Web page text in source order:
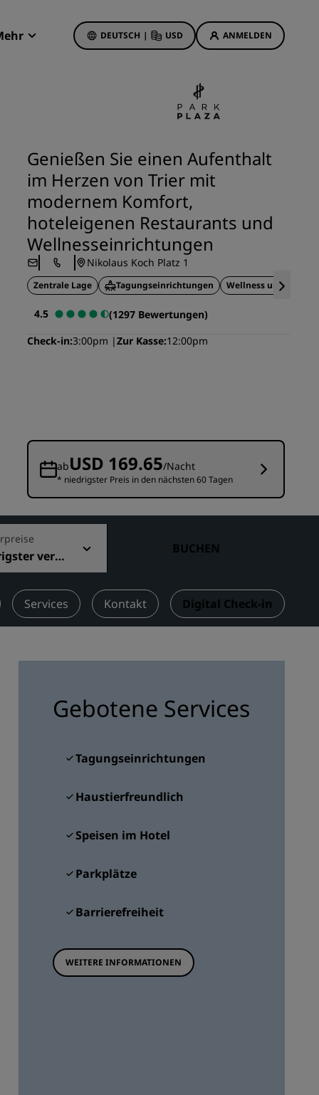
DEUTSCH | USD ANMELDEN
Hotelangebote
Bonus für die erste Buchung
Deals of the Day
Im Voraus buchen
Unsere Angebote anzeigen
Reisevorschläge
Familienfreundliche Hotels
Rad Pets
Hochzeitslocations
Besuchen Sie unseren Blog
Radisson Rewards
Entdecken Sie Radisson Rewards
So verwenden Sie Punkte
Bookers and Planners
Genießen Sie einen Aufenthalt
im Herzen von Trier mit
modernem Komfort,
hoteleigenen Restaurants und
Wellnesseinrichtungen
Nikolaus Koch Platz 1
Zentrale Lage Tagungseinrichtungen Wellness und
4.5
(1297 Bewertungen)
Check-in 3:00pm Zur Kasse 12:00pm
abUSD 169.65/Nacht
* niedrigster Preis in den nächsten 60 Tagen
verfü
Preis
BUCHEN
Services Kontakt Digital Check-in
Gebotene Services
Tagungseinrichtungen
Haustierfreundlich
Speisen im Hotel
Parkplätze
Barrierefreiheit
WEITERE INFORMATIONEN